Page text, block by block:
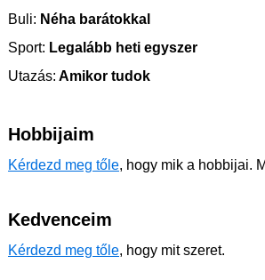
Buli: Néha barátokkal
Sport: Legalább heti egyszer
Utazás: Amikor tudok
Hobbijaim
Kérdezd meg tőle, hogy mik a hobbijai.
Kedvenceim
Kérdezd meg tőle, hogy mit szeret.